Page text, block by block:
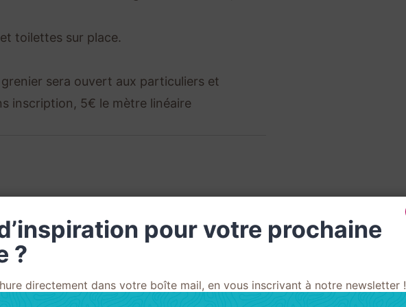
toilettes sur place.
sera ouvert aux particuliers et
inscription, 5€ le mètre linéaire
Le 16 Août 2026
pour votre prochaine
?
directement dans votre boîte mail, en vous inscrivant à notre newsletter !